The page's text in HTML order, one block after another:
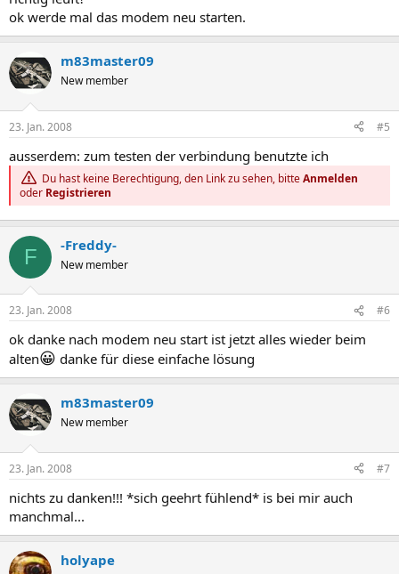
ok werde mal das modem neu starten.
m83master09
New member
23. Jan. 2008 #5
ausserdem: zum testen der verbindung benutzte ich
Du hast keine Berechtigung, den Link zu sehen, bitteAnmelden
oder Registrieren
F -Freddy-
New member
23. Jan. 2008 #6
ok danke nach modem neu start ist jetzt alles wieder beim
alten😀 danke für diese einfache lösung
m83master09
New member
23. Jan. 2008 #7
nichts zu danken!!! *sich geehrt fühlend* is bei mir auch
manchmal...
holyape